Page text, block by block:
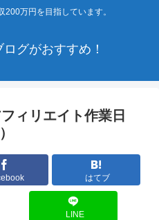
万円を目指しています。
グがおすすめ！
ィリエイト作業日
はてブ
LINE